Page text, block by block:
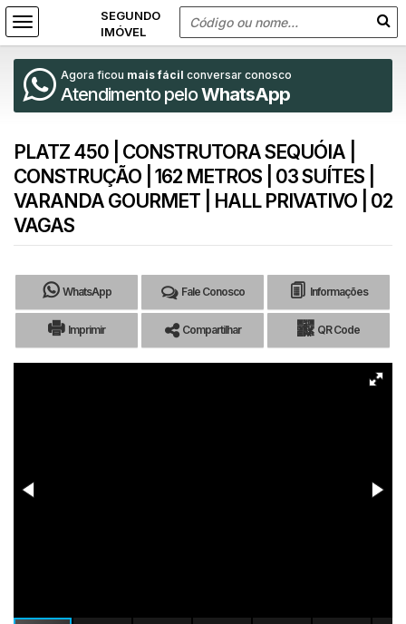
Agora ficou mais fácil conversar conosco
Atendimento peloWhatsApp
PLATZ 450 | CONSTRUTORA SEQUÓIA |
CONSTRUÇÃO | 162 METROS | 03 SUÍTES |
VARANDA GOURMET | HALL PRIVATIVO | 02
VAGAS
WhatsApp Fale Conosco Informações
Imprimir Compartilhar QR Code